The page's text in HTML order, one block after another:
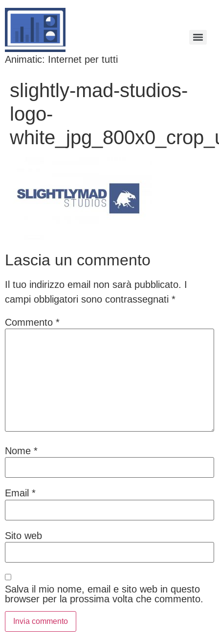
Animatic: Internet per tutti
slightly-mad-studios-
logo-
Lascia un commento
Il tuo indirizzo email non sarà pubblicato. I
campi obbligatori sono contrassegnati *
Commento *
Nome *
Email *
Sito web
Salva il mio nome, email e sito web in questo
browser per la prossima volta che commento.